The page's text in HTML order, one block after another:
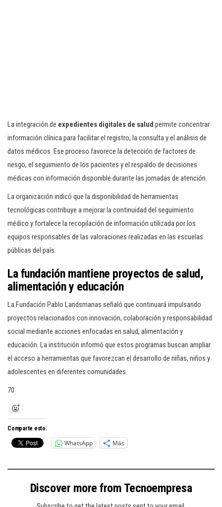
La integración de expedientes digitales de salud permite concentrar
información clínica para facilitar el registro, la consulta y el análisis de
datos médicos. Ese proceso favorece la detección de factores de
riesgo, el seguimiento de los pacientes y el respaldo de decisiones
médicas con información disponible durante las jornadas de atención.
La organización indicó que la disponibilidad de herramientas
tecnológicas contribuye a mejorar la continuidad del seguimiento
médico y fortalece la recopilación de información utilizada por los
equipos responsables de las valoraciones realizadas en las escuelas
públicas del país.
La fundación mantiene proyectos de salud,
alimentación y educación
La Fundación Pablo Landsmanas señaló que continuará impulsando
proyectos relacionados con innovación, colaboración y responsabilidad
social mediante acciones enfocadas en salud, alimentación y
educación. La institución informó que estos programas buscan ampliar
el acceso a herramientas que favorezcan el desarrollo de niñas, niños y
adolescentes en diferentes comunidades.
70
Comparte esto:
WhatsApp Más
Discover more from Tecnoempresa